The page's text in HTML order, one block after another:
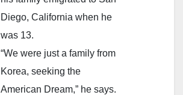
Diego, California when he
was 13.
“We were just a family from
Korea, seeking the
American Dream,” he says.